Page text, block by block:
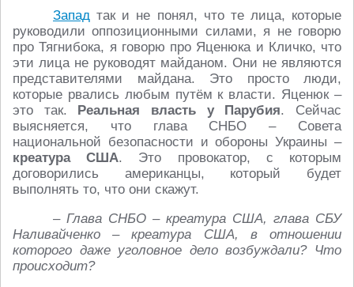
Запад так и не понял, что те лица, которые
руководили оппозиционными силами, я не говорю
про Тягнибока, я говорю про Яценюка и Кличко, что
эти лица не руководят майданом. Они не являются
представителями майдана. Это просто люди,
которые рвались любым путём к власти. Яценюк –
это так. Реальная власть у Парубия. Сейчас
выясняется, что глава СНБО – Совета
национальной безопасности и обороны Украины –
креатура США. Это провокатор, с которым
договорились американцы, который будет
выполнять то, что они скажут.
– Глава СНБО – креатура США, глава СБУ
Наливайченко – креатура США, в отношении
которого даже уголовное дело возбуждали? Что
происходит?